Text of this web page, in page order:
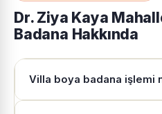
Dr. Ziya Kaya
Badana Hakkında
Villa boya badana işlemi